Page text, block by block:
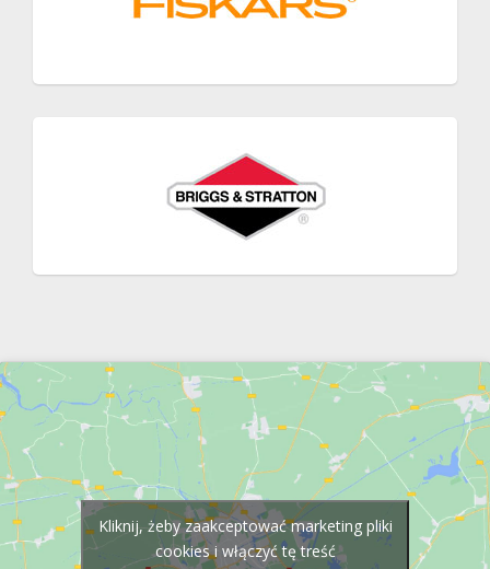
Kliknij, żeby zaakceptować marketing pliki
cookies i włączyć tę treść